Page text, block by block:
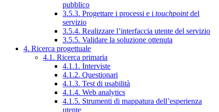
pubblico
3.5.3. Progettare i processi e i touchpointdel
servizio
3.5.4. Realizzare l’interfaccia utente del servizio
3.5.5. Validare la soluzione ottenuta
4. Ricerca progettuale
4.1. Ricerca primaria
4.1.1. Interviste
4.1.2. Questionari
4.1.3. Test di usabilità
4.1.4. Web analytics
4.1.5. Strumenti di mappatura dell’esperienza
utente